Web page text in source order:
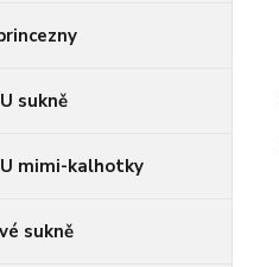
sukně
mimi-kalhotky
sukně